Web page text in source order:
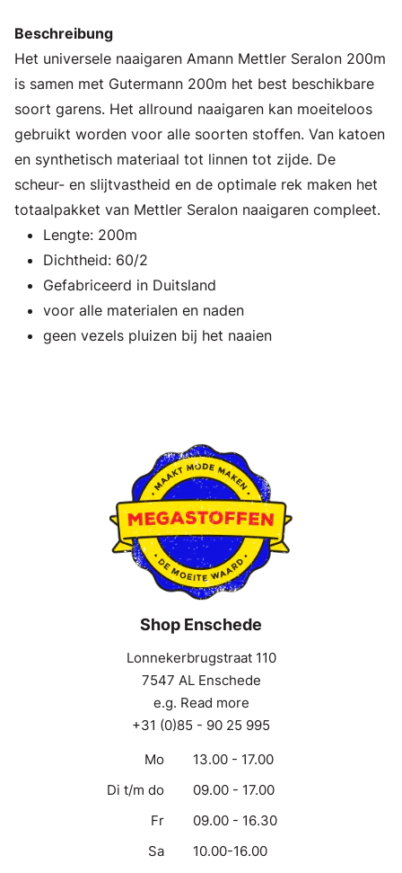
Beschreibung
Het universele naaigaren Amann Mettler Seralon 200m
is samen met Gutermann 200m het best beschikbare
soort garens. Het allround naaigaren kan moeiteloos
gebruikt worden voor alle soorten stoffen. Van katoen
en synthetisch materiaal tot linnen tot zijde. De
scheur- en slijtvastheid en de optimale rek maken het
totaalpakket van Mettler Seralon naaigaren compleet.
Lengte: 200m
Dichtheid: 60/2
Gefabriceerd in Duitsland
voor alle materialen en naden
geen vezels pluizen bij het naaien
Shop Enschede
Lonnekerbrugstraat 110
7547 AL Enschede
e.g. Read more
+31 (0)85 - 90 25 995
Mo
13.00 - 17.00
Di t/m do
09.00 - 17.00
Fr
09.00 - 16.30
Sa
10.00-16.00